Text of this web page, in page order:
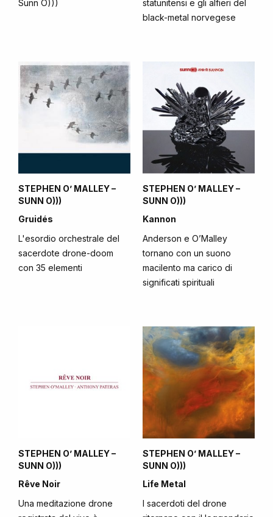
Sunn O)))
statunitensi e gli alfieri del
black-metal norvegese
STEPHEN O’ MALLEY –
SUNN O)))
Gruidés
L'esordio orchestrale del
sacerdote drone-doom
con 35 elementi
STEPHEN O’ MALLEY –
SUNN O)))
Kannon
Anderson e O’Malley
tornano con un suono
macilento ma carico di
significati spirituali
STEPHEN O’ MALLEY –
SUNN O)))
Rêve Noir
Una meditazione drone
STEPHEN O’ MALLEY –
SUNN O)))
Life Metal
I sacerdoti del drone